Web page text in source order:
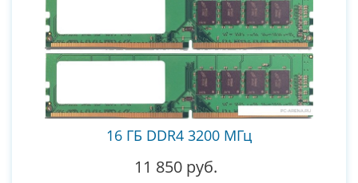
16 ГБ DDR4 3200 МГц
11 850 руб.